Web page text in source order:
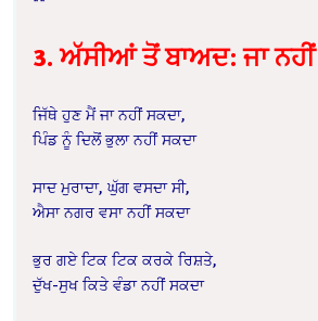
3. ਅੱਸੀਆਂ ਤੋਂ ਬਾਅਦ: ਜਾ
ਜਿੱਥੇ ਹੁਣ ਮੈਂ ਜਾ ਨਹੀਂ ਸਕਦਾ,
ਪਿੰਡ ਨੂੰ ਦਿਲੋਂ ਭੁਲਾ ਨਹੀਂ ਸਕਦਾ
ਸਾਦ ਮੁਰਾਦਾ, ਘੁੱਗ ਵਸਦਾ ਸੀ,
ਐਸਾ ਨਗਰ ਵਸਾ ਨਹੀਂ ਸਕਦਾ
ਭੁਰ ਗਏ ਟਿਕ ਟਿਕ ਕਰਕੇ ਰਿਸ਼ਤੇ,
ਦੁੱਖ-ਸੁਖ ਕਿਤੇ ਵੰਡਾ ਨਹੀਂ ਸਕਦਾ